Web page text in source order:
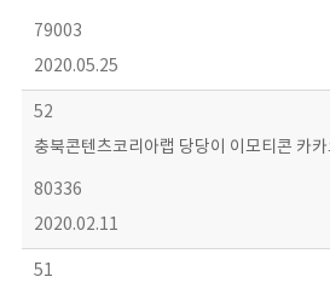
79003
2020.05.25
52
충북콘텐츠코리아랩 당당이 이모티콘 카
80336
2020.02.11
51